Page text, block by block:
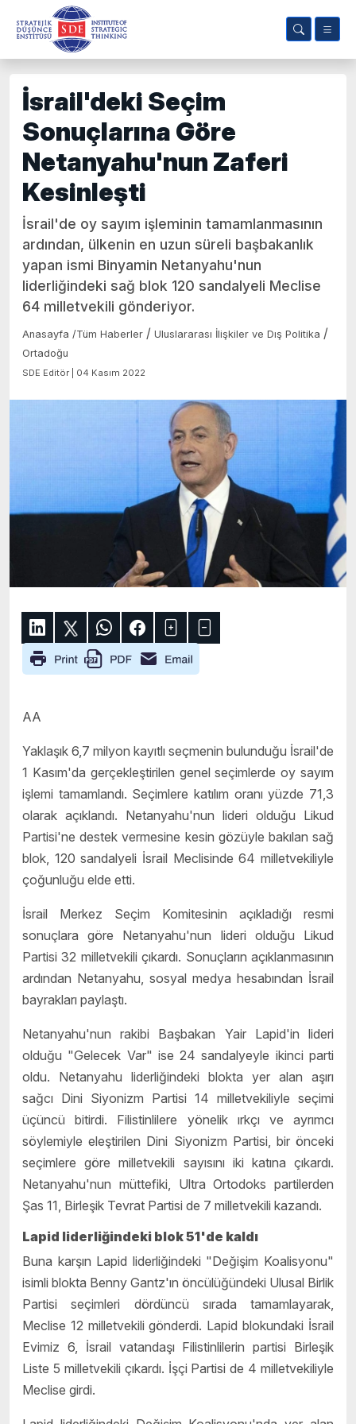
İsrail'deki Seçim
Sonuçlarına Göre
Netanyahu'nun Zaferi
Kesinleşti
İsrail'de oy sayım işleminin tamamlanmasının
ardından, ülkenin en uzun süreli başbakanlık
yapan ismi Binyamin Netanyahu'nun
liderliğindeki sağ blok 120 sandalyeli Meclise
64 milletvekili gönderiyor.
Anasayfa /Tüm Haberler / Uluslararası İlişkiler ve Dış Politika /
Ortadoğu
SDE Editör | 04 Kasım 2022
AA
Yaklaşık 6,7 milyon kayıtlı seçmenin bulunduğu İsrail'de
1 Kasım'da gerçekleştirilen genel seçimlerde oy sayım
işlemi tamamlandı. Seçimlere katılım oranı yüzde 71,3
olarak açıklandı. Netanyahu'nun lideri olduğu Likud
Partisi'ne destek vermesine kesin gözüyle bakılan sağ
blok, 120 sandalyeli İsrail Meclisinde 64 milletvekiliyle
çoğunluğu elde etti.
İsrail Merkez Seçim Komitesinin açıkladığı resmi
sonuçlara göre Netanyahu'nun lideri olduğu Likud
Partisi 32 milletvekili çıkardı. Sonuçların açıklanmasının
ardından Netanyahu, sosyal medya hesabından İsrail
bayrakları paylaştı.
Netanyahu'nun rakibi Başbakan Yair Lapid'in lideri
olduğu "Gelecek Var" ise 24 sandalyeyle ikinci parti
oldu. Netanyahu liderliğindeki blokta yer alan aşırı
sağcı Dini Siyonizm Partisi 14 milletvekiliyle seçimi
üçüncü bitirdi. Filistinlilere yönelik ırkçı ve ayrımcı
söylemiyle eleştirilen Dini Siyonizm Partisi, bir önceki
seçimlere göre milletvekili sayısını iki katına çıkardı.
Netanyahu'nun müttefiki, Ultra Ortodoks partilerden
Şas 11, Birleşik Tevrat Partisi de 7 milletvekili kazandı.
Lapid liderliğindeki blok 51'de kaldı
Buna karşın Lapid liderliğindeki "Değişim Koalisyonu"
isimli blokta Benny Gantz'ın öncülüğündeki Ulusal Birlik
Partisi seçimleri dördüncü sırada tamamlayarak,
Meclise 12 milletvekili gönderdi. Lapid blokundaki İsrail
Evimiz 6, İsrail vatandaşı Filistinlilerin partisi Birleşik
Liste 5 milletvekili çıkardı. İşçi Partisi de 4 milletvekiliyle
Meclise girdi.